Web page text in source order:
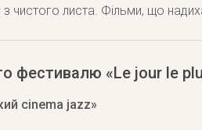
чистого листа. Фільми, що
фестивалю «Le jour le
cinema jazz»